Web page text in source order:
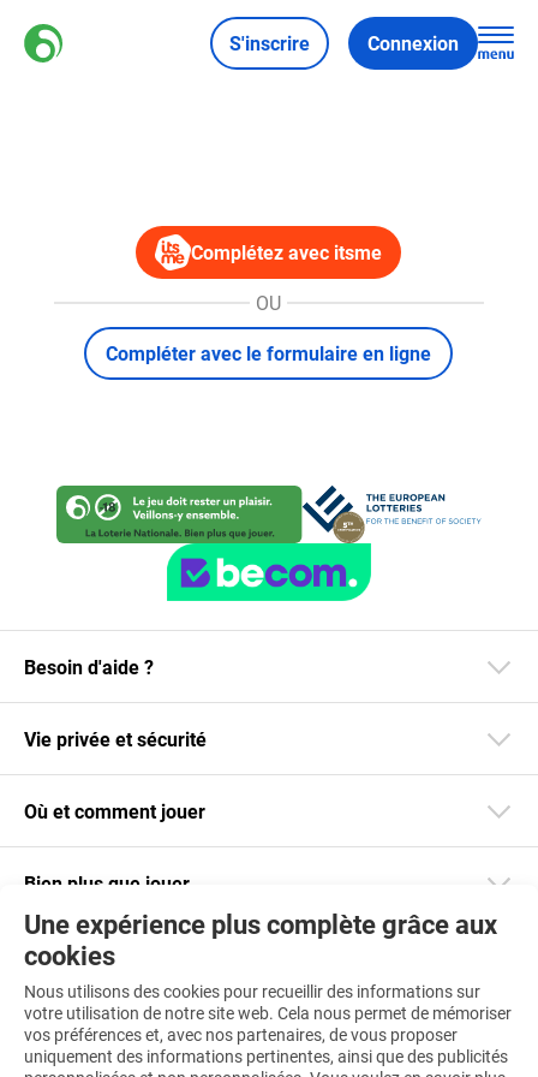
S'inscrire Connexion
Complétez avec itsme
OU
Compléter avec le formulaire en ligne
Une expérience plus complète grâce aux
cookies
Nous utilisons des cookies pour recueillir des informations sur
votre utilisation de notre site web. Cela nous permet de mémoriser
vos préférences et, avec nos partenaires, de vous proposer
uniquement des informations pertinentes, ainsi que des publicités
Besoin d'aide ?
Vie privée et sécurité
Où et comment jouer
Bien plus que jouer
Téléchargez notre app